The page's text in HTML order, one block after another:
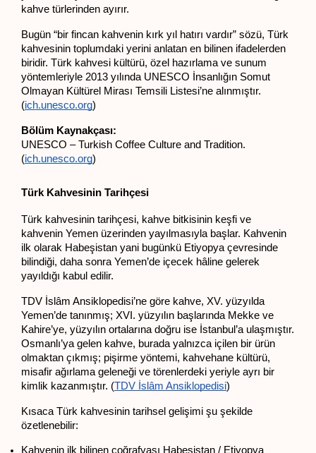
kahve türlerinden ayırır.
Bugün “bir fincan kahvenin kırk yıl hatırı vardır” sözü, Türk
kahvesinin toplumdaki yerini anlatan en bilinen ifadelerden
biridir. Türk kahvesi kültürü, özel hazırlama ve sunum
yöntemleriyle 2013 yılında UNESCO İnsanlığın Somut
Olmayan Kültürel Mirası Temsili Listesi’ne alınmıştır.
(ich.unesco.org)
Bölüm Kaynakçası:
UNESCO – Turkish Coffee Culture and Tradition.
(ich.unesco.org)
Türk Kahvesinin Tarihçesi
Türk kahvesinin tarihçesi, kahve bitkisinin keşfi ve
kahvenin Yemen üzerinden yayılmasıyla başlar. Kahvenin
ilk olarak Habeşistan yani bugünkü Etiyopya çevresinde
bilindiği, daha sonra Yemen’de içecek hâline gelerek
yayıldığı kabul edilir.
TDV İslâm Ansiklopedisi’ne göre kahve, XV. yüzyılda
Yemen’de tanınmış; XVI. yüzyılın başlarında Mekke ve
Kahire’ye, yüzyılın ortalarına doğru ise İstanbul’a ulaşmıştır.
Osmanlı’ya gelen kahve, burada yalnızca içilen bir ürün
olmaktan çıkmış; pişirme yöntemi, kahvehane kültürü,
misafir ağırlama geleneği ve törenlerdeki yeriyle ayrı bir
kimlik kazanmıştır. (TDV İslâm Ansiklopedisi)
Kısaca Türk kahvesinin tarihsel gelişimi şu şekilde
özetlenebilir:
Kahvenin ilk bilinen coğrafyası Habeşistan / Etiyopya